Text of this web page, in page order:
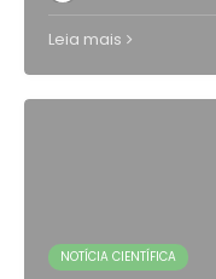
Leia mais
NOTÍCIA CIENTÍFICA